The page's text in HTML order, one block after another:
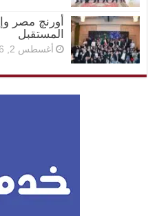
المستقبل
أغسطس 2, 2026